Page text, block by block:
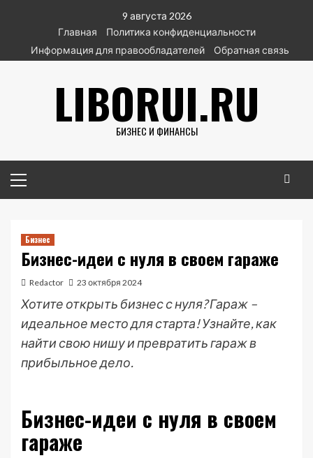
содержимому
9 августа 2026
Главная
Политика конфиденциальности
Информация для правообладателей
Обратная связь
LIBORUI.RU
БИЗНЕС И ФИНАНСЫ
меню
Бизнес
Бизнес-идеи с нуля в своем гараже
Redactor 23 октября 2024
Хотите открыть бизнес с нуля? Гараж –
идеальное место для старта! Узнайте, как
найти свою нишу и превратить гараж в
прибыльное дело.
Бизнес-идеи с нуля в своем
гараже